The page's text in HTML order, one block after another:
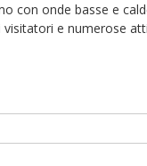
con onde basse e
e numerose